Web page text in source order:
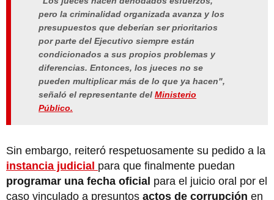
pero la criminalidad organizada avanza y los
presupuestos que deberían ser prioritarios
por parte del Ejecutivo siempre están
condicionados a sus propios problemas y
diferencias. Entonces, los jueces no se
pueden multiplicar más de lo que ya hacen",
señaló el representante del Ministerio
Público.
Sin embargo, reiteró respetuosamente su pedido a la
instancia judicial para que finalmente puedan
programar una fecha oficial para el juicio oral por el
caso vinculado a presuntos actos de corrupción en